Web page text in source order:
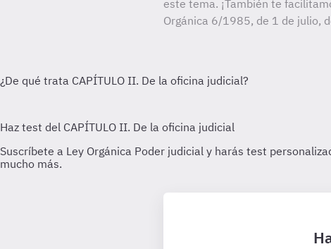
este tema. ¡También te
Orgánica 6/1985, de 1 de julio,